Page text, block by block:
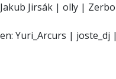
Jirsák | olly |
Yuri_Arcurs | joste_dj